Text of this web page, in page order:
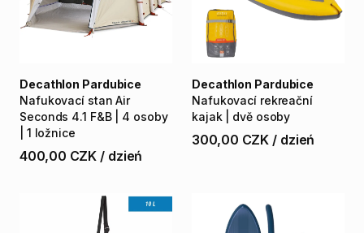
Nafukovací stan Air
Seconds 4.1 F&B 4 osoby
1 ložnice
Decathlon Pardubice
400,00 CZK / dzień
Nafukovací rekreační
kajak
dvě osoby
Decathlon Pardubice
300,00 CZK / dzień